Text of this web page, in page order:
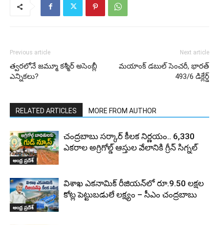
Previous article
త్వరలోనే జమ్మూ కశ్మీర్ అసెంబ్లీ
ఎన్నికలు?
Next article
మయాంక్ డబుల్ సెంచరీ, భారత్
493/6 డిక్లేర్డ్
RELATED ARTICLES MORE FROM AUTHOR
ఆంధ్ర ప్రదేశ్
చంద్రబాబు సర్కార్ కీలక నిర్ణయం.. 6,330
ఎకరాల అగ్రిగోల్డ్ ఆస్తుల వేలానికి గ్రీన్ సిగ్నల్
ఆంధ్ర ప్రదేశ్
విశాఖ ఎకనామిక్ రీజియన్‌లో రూ.9.50 లక్షల
కోట్ల పెట్టుబడులే లక్ష్యం – సీఎం చంద్రబాబు